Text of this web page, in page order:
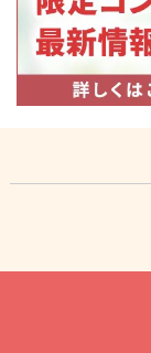
よく贈られる花
8月の誕生花(ト
お供